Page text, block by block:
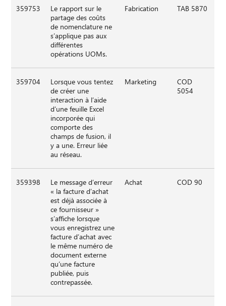
359753
Le rapport sur le
partage des coûts
de nomenclature ne
s’applique pas aux
différentes
opérations UOMs.
Fabrication TAB 5870
359704
Lorsque vous tentez
de créer une
interaction à l’aide
d’une feuille Excel
incorporée qui
comporte des
champs de fusion, il
y a une. Erreur liée
au réseau.
Marketing
COD
5054
359398
Le message d’erreur
« la facture d’achat
est déjà associée à
ce fournisseur »
s’affiche lorsque
vous enregistrez une
facture d’achat avec
le même numéro de
document externe
qu’une facture
publiée, puis
contrepassée.
Achat COD 90